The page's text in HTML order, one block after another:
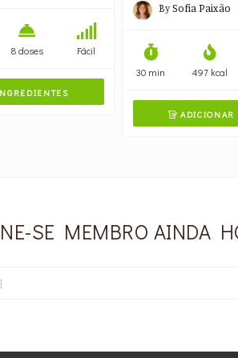
8 doses Fácil
BySofia Paixão
30 min 497 kcal
 ADICIONAR
SE MEMBRO AINDA